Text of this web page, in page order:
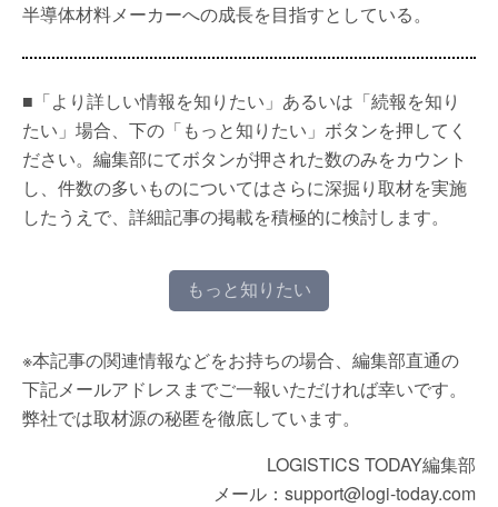
半導体材料メーカーへの成長を目指すとしている。
■「より詳しい情報を知りたい」あるいは「続報を知り
たい」場合、下の「もっと知りたい」ボタンを押してく
ださい。編集部にてボタンが押された数のみをカウント
し、件数の多いものについてはさらに深掘り取材を実施
したうえで、詳細記事の掲載を積極的に検討します。
もっと知りたい
※本記事の関連情報などをお持ちの場合、編集部直通の
下記メールアドレスまでご一報いただければ幸いです。
弊社では取材源の秘匿を徹底しています。
LOGISTICS TODAY編集部
メール：support@logi-today.com